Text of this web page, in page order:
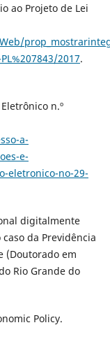
ao Projeto de Lei
2017.
n.º
a-
e-
eletronico-no-29-
digitalmente
da Previdência
(Doutorado em
Rio Grande do
Policy.